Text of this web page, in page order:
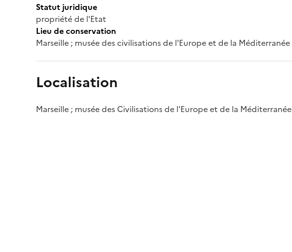
Statut juridique
propriété de l'Etat
Lieu de conservation
Marseille ; musée des civilisations de l'Europe et de la Méditerranée
Localisation
Marseille ; musée des Civilisations de l'Europe et de la Méditerranée